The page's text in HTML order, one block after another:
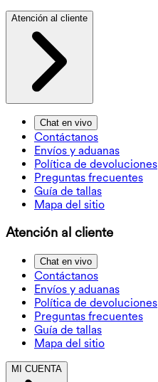
Atención al cliente
Chat en vivo
Contáctanos
Envíos y aduanas
Política de devoluciones
Preguntas frecuentes
Guía de tallas
Mapa del sitio
Atención al cliente
Chat en vivo
Contáctanos
Envíos y aduanas
Política de devoluciones
Preguntas frecuentes
Guía de tallas
Mapa del sitio
MI CUENTA